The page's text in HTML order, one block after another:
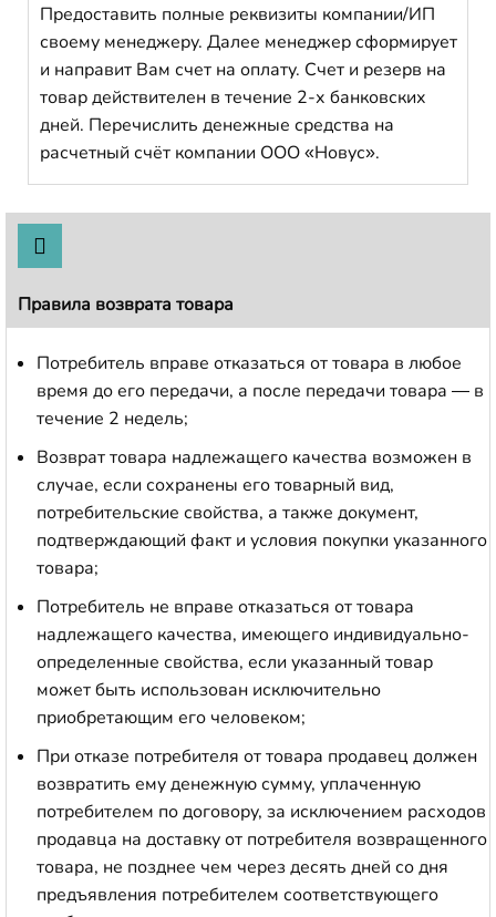
Предоставить полные реквизиты компании/ИП
своему менеджеру. Далее менеджер сформирует
и направит Вам счет на оплату. Счет и резерв на
товар действителен в течение 2-х банковских
дней. Перечислить денежные средства на
расчетный счёт компании ООО «Новус».
Правила возврата товара
Потребитель вправе отказаться от товара в любое
время до его передачи, а после передачи товара — в
течение 2 недель;
Возврат товара надлежащего качества возможен в
случае, если сохранены его товарный вид,
потребительские свойства, а также документ,
подтверждающий факт и условия покупки указанного
товара;
Потребитель не вправе отказаться от товара
надлежащего качества, имеющего индивидуально-
определенные свойства, если указанный товар
может быть использован исключительно
приобретающим его человеком;
При отказе потребителя от товара продавец должен
возвратить ему денежную сумму, уплаченную
потребителем по договору, за исключением расходов
продавца на доставку от потребителя возвращенного
товара, не позднее чем через десять дней со дня
предъявления потребителем соответствующего